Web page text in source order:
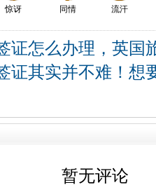
惊讶 同情 流汗
证怎么办理，英国
证其实并不难！想
暂无评论